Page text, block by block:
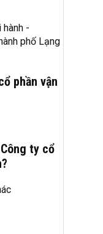
-
phố Lạng
phần vận
ty cổ